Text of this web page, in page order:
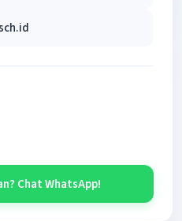
Chat WhatsApp!